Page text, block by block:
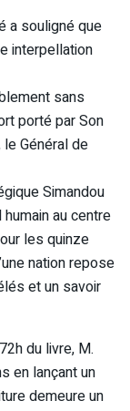
a souligné que
interpellation
sans
porté par Son
Général de
Simandou
au centre
les quinze
nation repose
et un savoir
du livre, M.
en lançant un
demeure un